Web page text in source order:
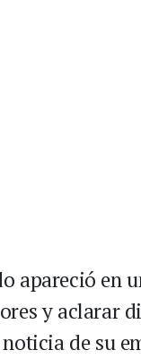
apareció en
y aclarar
de su